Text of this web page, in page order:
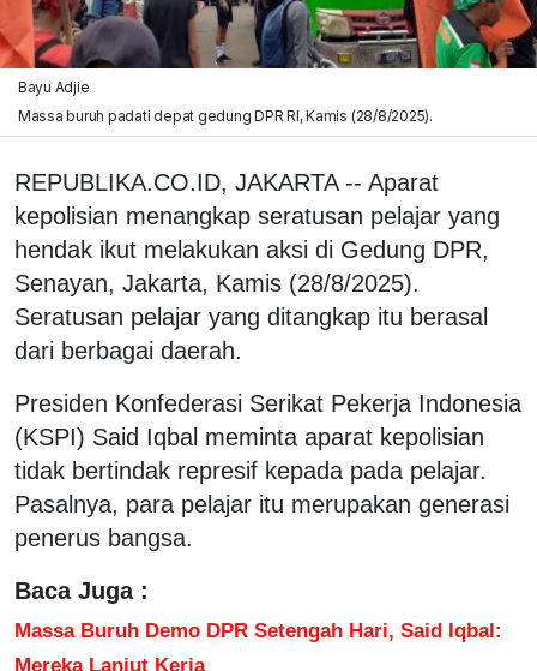
Bayu Adjie
Massa buruh padati depat gedung DPR RI, Kamis (28/8/2025).
REPUBLIKA.CO.ID, JAKARTA -- Aparat
kepolisian menangkap seratusan pelajar yang
hendak ikut melakukan aksi di Gedung DPR,
Senayan, Jakarta, Kamis (28/8/2025).
Seratusan pelajar yang ditangkap itu berasal
dari berbagai daerah.
Presiden Konfederasi Serikat Pekerja Indonesia
(KSPI) Said Iqbal meminta aparat kepolisian
tidak bertindak represif kepada pada pelajar.
Pasalnya, para pelajar itu merupakan generasi
penerus bangsa.
Baca Juga :
Massa Buruh Demo DPR Setengah Hari, Said Iqbal:
Mereka Lanjut Kerja